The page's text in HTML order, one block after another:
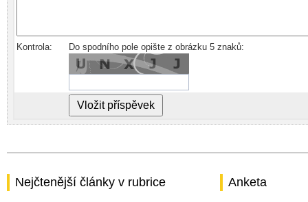
Kontrola: Do spodního pole opište z obrázku 5 znaků:
Nejčtenější články v rubrice Anketa